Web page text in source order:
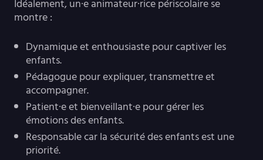
Idéalement, un·e animateur·rice périscolaire se
montre :
Dynamique et enthousiaste pour captiver les
enfants.
Pédagogue pour expliquer, transmettre et
accompagner.
Patient·e et bienveillant·e pour gérer les
émotions des enfants.
Responsable car la sécurité des enfants est une
priorité.